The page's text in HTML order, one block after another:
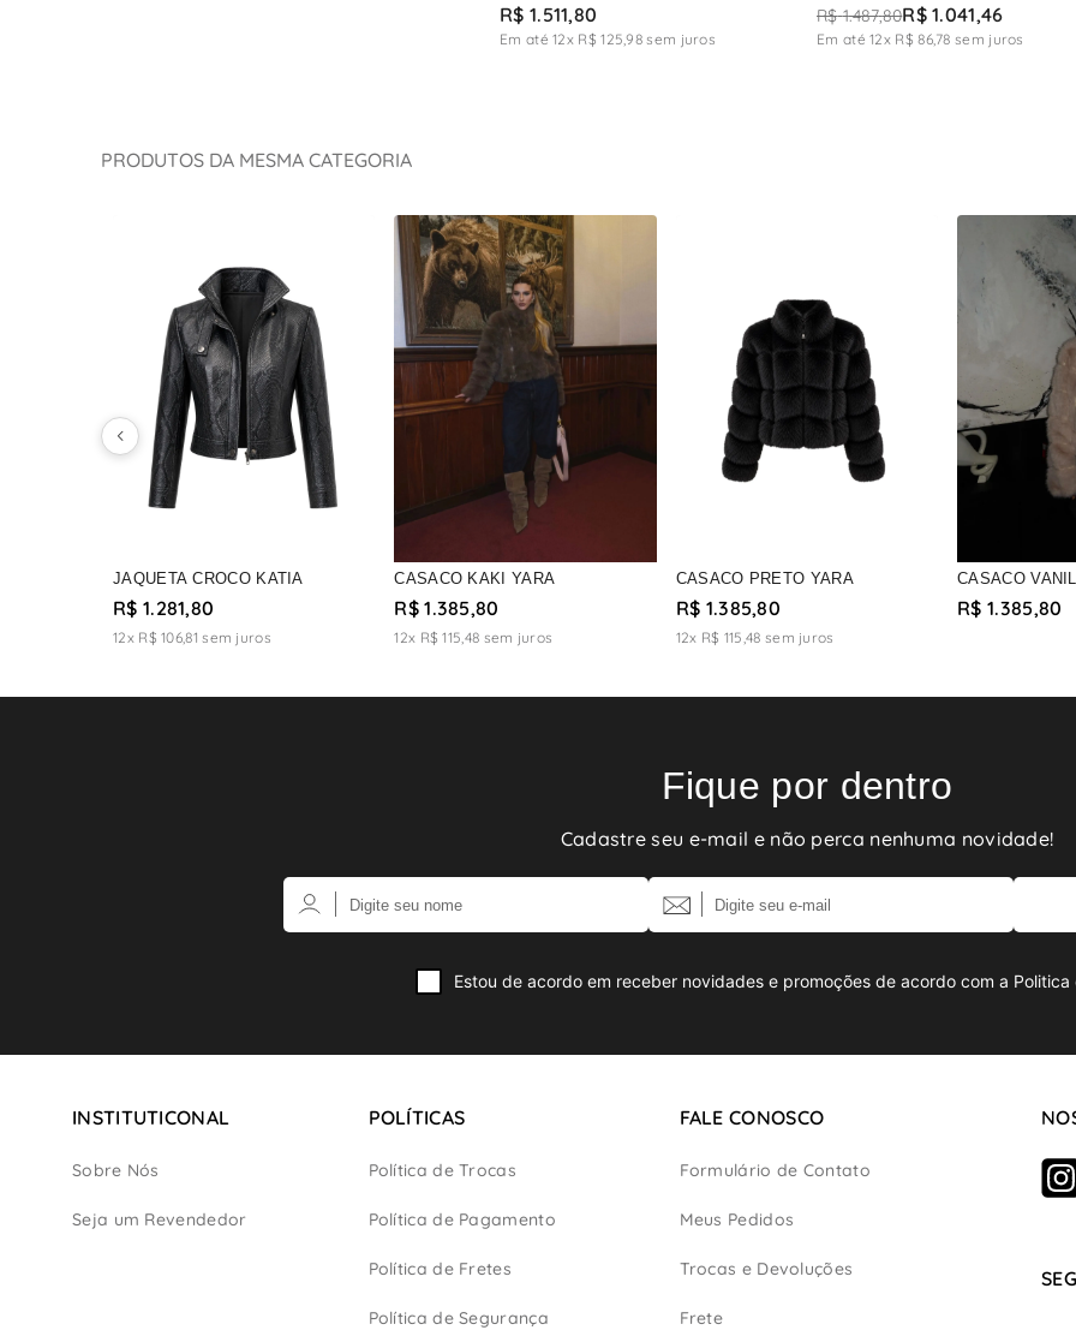
R$ 1.511,80
Em até12x R$ 125 ,98 sem juros
R$ 1.487,80R$ 1.041,46
Em até12x R$ 86, 78 sem juros
PRODUTOS DA MESMA CATEGORIA
JAQUETA CROCO KATIA
R$ 1.281,80
12x R$ 106,81 sem juros
CASACO KAKI YARA
R$ 1.385,80
12x R$ 115,48 sem juros
CASACO PRETO YARA
R$ 1.385,80
12x R$ 115,48 sem juros
CASACO
R$ 1.385,80
Fique por dentro
Cadastre seu e-mail e não perca nenhuma novidade!
Estou de acordo em receber novidades e promoções de acordo com a
INSTITUTICONAL
Sobre Nós
Seja um Revendedor
POLÍTICAS
Política de Trocas
Política de Pagamento
Política de Fretes
Política de Segurança
FALE CONOSCO
Formulário de Contato
Meus Pedidos
Trocas e Devoluções
Frete